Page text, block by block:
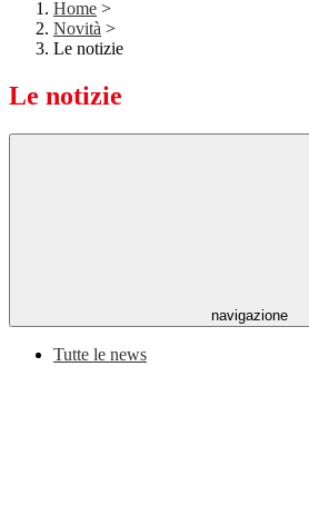
Home >
Novità >
Le notizie
Le notizie
navigazione
Tutte le news